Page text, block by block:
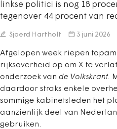
linkse politici is nog 18
tegenover 44 procent van
Sjoerd Hartholt 3 juni 2026
Afgelopen week riepen
rijksoverheid op om X te
onderzoek van de Volkskrant.
daardoor straks enkele
sommige kabinetsleden het
aanzienlijk deel van
gebruiken.